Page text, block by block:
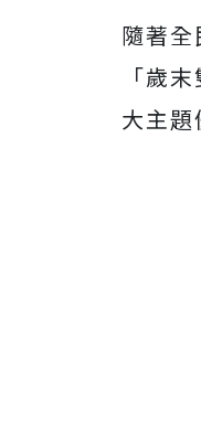
隨著
「歲
大主